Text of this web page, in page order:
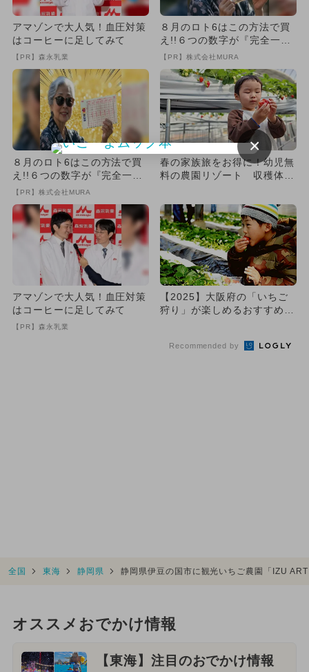
アマゾンで大人気！血圧対策
はコーヒーに足してみて
【PR】森永乳業
８月のロト6はこの方法で買
え!!６つの数字が『完全一
致』する方法
【PR】株式会社MURA
８月のロト6はこの方法で買
え!!６つの数字が『完全一
致』する方法
【PR】株式会社MURA
春の家族旅をお得に！幼児無
料の農園リゾート 収穫体験
アマゾンで大人気！血圧対策
はコーヒーに足してみて
【PR】森永乳業
【2025】大阪府の「いちご
狩り」が楽しめるおすすめス
Recommended by
全国 東海 静岡県 静岡県伊豆の国市に観光いちご農園「IZU
オススメおでかけ情報
【東海】注目のおでかけ情報
×